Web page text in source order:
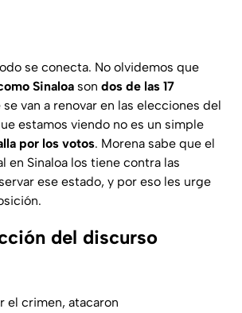
se conecta. No olvidemos que
Sinaloa son dos de las 17
se van a renovar en las elecciones del
estamos viendo no es un simple
por los votos. Morena sabe que el
en Sinaloa los tiene contra las
ese estado, y por eso les urge
del discurso
el crimen, atacaron